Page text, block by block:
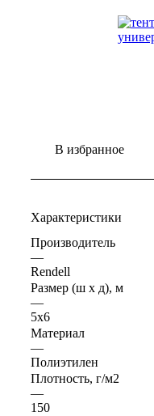
В избранное
Характеристики
Производитель
—
Rendell
Размер (ш х д), м
—
5х6
Материал
—
Полиэтилен
Плотность, г/м2
—
150